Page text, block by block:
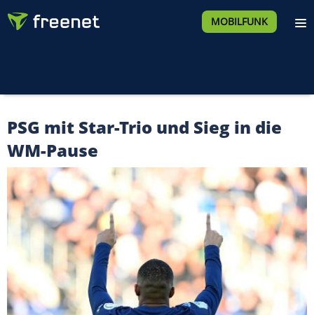
MOBILFUNK
PSG mit Star-Trio und Sieg in die
WM-Pause